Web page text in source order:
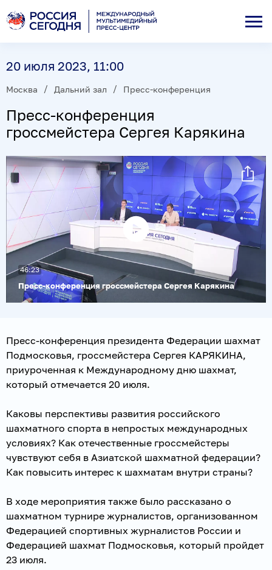
20 июля 2023, 11:00
Москва Дальний зал Пресс-конференция
Пресс-конференция
гроссмейстера Сергея Карякина
Воспроизвести
Пресс-конференция гроссмейстера Сергея Карякина
46:23
Пресс-конференция президента Федерации шахмат
Подмосковья, гроссмейстера Сергея КАРЯКИНА,
приуроченная к Международному дню шахмат,
который отмечается 20 июля.
Каковы перспективы развития российского
шахматного спорта в непростых международных
условиях? Как отечественные гроссмейстеры
чувствуют себя в Азиатской шахматной федерации?
Как повысить интерес к шахматам внутри страны?
В ходе мероприятия также было рассказано о
шахматном турнире журналистов, организованном
Федерацией спортивных журналистов России и
Федерацией шахмат Подмосковья, который пройдет
23 июля.